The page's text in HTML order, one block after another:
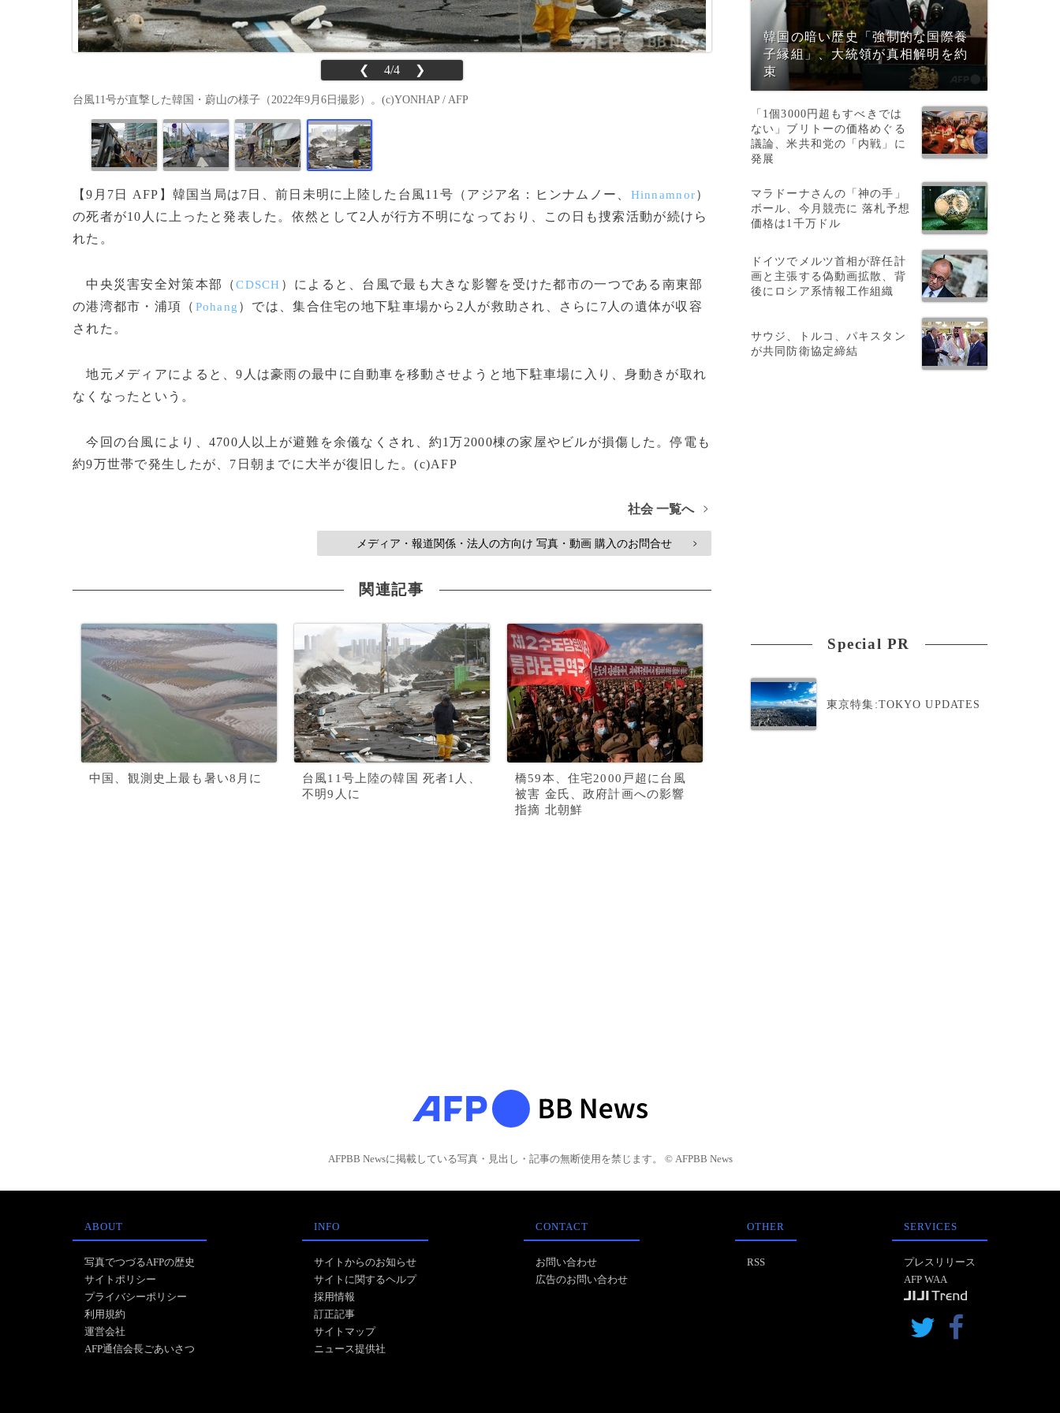
❮ 4/4 ❯
台風11号が直撃した韓国・蔚山の様子（2022年9月6日撮影）。(c)YONHAP / AFP
【9月7日 AFP】韓国当局は7日、前日未明に上陸した台風11号（アジア名：ヒンナムノー、 Hinnamnor）
の死者が10人に上ったと発表した。依然として2人が行方不明になっており、この日も捜索活動が続けら
れた。
中央災害安全対策本部（CDSCH ）によると、台風で最も大きな影響を受けた都市の一つである南東部
の港湾都市・浦項（ Pohang ）では、集合住宅の地下駐車場から2人が救助され、さらに7人の遺体が収容
された。
地元メディアによると、9人は豪雨の最中に自動車を移動させようと地下駐車場に入り、身動きが取れ
なくなったという。
今回の台風により、4700人以上が避難を余儀なくされ、約1万2000棟の家屋やビルが損傷した。停電も
約9万世帯で発生したが、7日朝までに大半が復旧した。(c)AFP
社会 一覧へ >
メディア・報道関係・法人の方向け 写真・動画 購入のお問合せ >
関連記事
中国、観測史上最も暑い8月に
台風11号上陸の韓国 死者1人、
不明9人に
橋59本、住宅2000戸超に台風
被害 金氏、政府計画への影響
指摘 北朝鮮
韓国の暗い歴史「強制的な国際養
子縁組」、大統領が真相解明を約
束
「1個3000円超もすべきでは
ない」ブリトーの価格めぐる
議論、米共和党の「内戦」に
発展
マラドーナさんの「神の手」
ボール、今月競売に 落札予想
価格は1千万ドル
ドイツでメルツ首相が辞任計
画と主張する偽動画拡散、背
後にロシア系情報工作組織
サウジ、トルコ、パキスタン
が共同防衛協定締結
Special PR
東京特集:TOKYO UPDATES
AFPBB Newsに掲載している写真・見出し・記事の無断使用を禁じます。 © AFPBB News
ABOUT
写真でつづるAFPの歴史
サイトポリシー
プライバシーポリシー
利用規約
運営会社
AFP通信会長ごあいさつ
INFO
サイトからのお知らせ
サイトに関するヘルプ
採用情報
訂正記事
サイトマップ
ニュース提供社
CONTACT
お問い合わせ
広告のお問い合わせ
OTHER
RSS
SERVICES
プレスリリース
AFP WAA